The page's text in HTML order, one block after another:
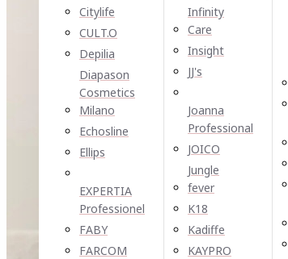
Citylife
CULT.O
Depilia
Diapason
Cosmetics
Milano
Echosline
Ellірѕ
EXPERTIA
Professionel
FABY
FARCOM
Infinity
Care
Insight
JJ's
Joanna
Professional
JOICO
Jungle
fever
K18
Kadiffe
KAYPRO